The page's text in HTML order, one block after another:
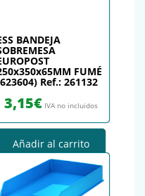
BANDEJA
FUMÉ
Ref.: 261132
3,15€ IVA no incluidos
Añadir al carrito